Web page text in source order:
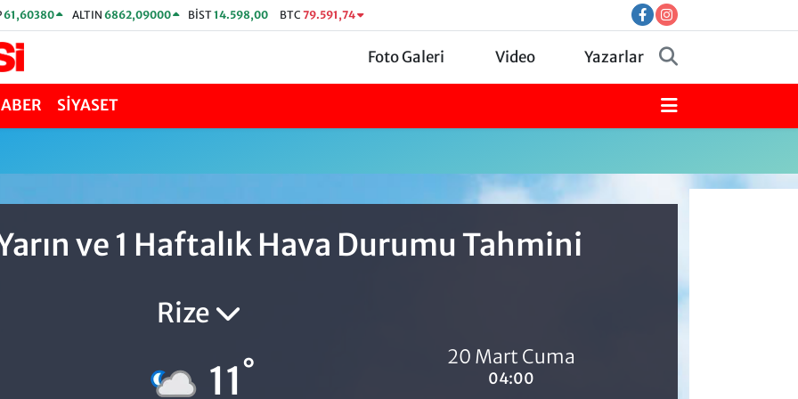
61,60380 ALTIN 6862,09000 BİST14.598,00 BTC 79.591,74
Foto Galeri Video Yazarlar
SİYASET
ve 1 Haftalık Hava Durumu Tahmini
Rize
11° 20 Mart Cuma
04:00